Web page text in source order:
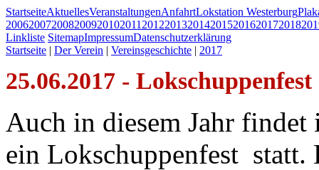
StartseiteAktuellesVeranstaltungenAnfahrtLokstation Westerburg
200620072008200920102011 2012201320142015201620172018
Linkliste SitemapImpressumDatenschutzerklärung
Startseite | Der Verein | Vereinsgeschichte | 2017
25.06.2017 - Lokschuppenfest
Auch in diesem Jahr
ein Lokschuppenfest